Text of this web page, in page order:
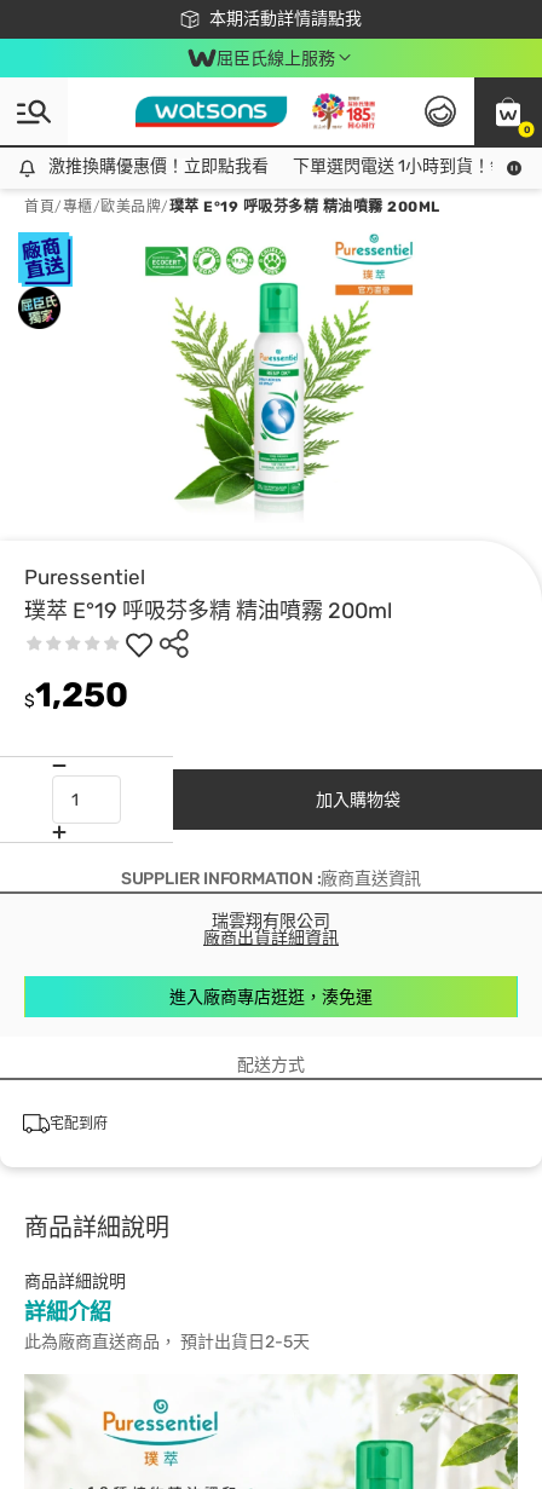
本期活動詳情請點我
下載app最高回饋$350
屈臣氏線上服務
0
激推換購優惠價！立即點我看
激推換購優惠價！立即點我看 下單選閃電送 1小時到貨！領神
首頁/專櫃/ 歐美品牌/璞萃 E°19 呼吸芬多精 精油噴霧 200ML
Puressentiel
璞萃 E°19 呼吸芬多精 精油噴霧 200ml
$1,250
加入購物袋
SUPPLIER INFORMATION :廠商直送資訊
瑞雲翔有限公司
廠商出貨詳細資訊
進入廠商專店逛逛，湊免運
配送方式
宅配到府
商品詳細說明
商品詳細說明
詳細介紹
此為廠商直送商品， 預計出貨日2-5天